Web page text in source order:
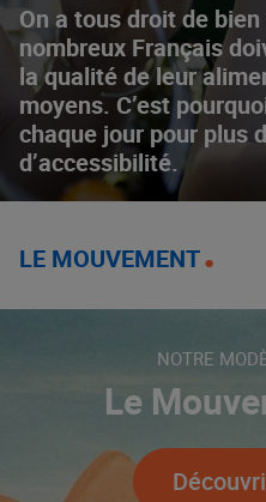
On a tous droit de
nombreux Français
la qualité de leur
moyens. C’est
chaque jour pour plus
d’accessibilité.
LE MOUVEMENT
NOTRE
Le